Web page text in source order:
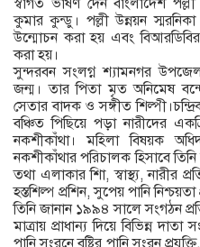
স্বাগত ভাষণ দেন বাংলাদেশ
কুমার কুন্ডু। পল্লী উন্নয়ন
উন্মোচন করা হয় এবং বিআরডিবির
করা হয়।
সুন্দরবন সংলগ্ন শ্যামনগর
জন্ম। তার পিতা মৃত অনিমেষ
সেতার বাদক ও সঙ্গীত
বঞ্চিত পিছিয়ে পড়া নারীদের
নকশীকাঁথা। মহিলা বিষয়ক
নকশীকাঁথার পরিচালক হিসাবে
তথা এলাকার শিা, স্বাস্থ্য, নারীর
হস্তশিল্প প্রশিন, সুপেয় পানি
তিনি জানান ১৯৯৪ সালে সংগঠন
মাত্রায় প্রাধান্য দিয়ে বিভিন্ন